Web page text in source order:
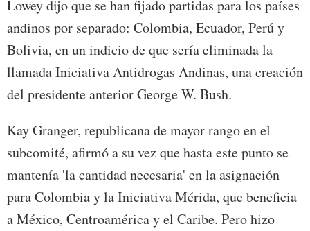
Lowey dijo que se han fijado partidas para los países
andinos por separado: Colombia, Ecuador, Perú y
Bolivia, en un indicio de que sería eliminada la
llamada Iniciativa Antidrogas Andinas, una creación
del presidente anterior George W. Bush.
Kay Granger, republicana de mayor rango en el
subcomité, afirmó a su vez que hasta este punto se
mantenía 'la cantidad necesaria' en la asignación
para Colombia y la Iniciativa Mérida, que beneficia
a México, Centroamérica y el Caribe. Pero hizo